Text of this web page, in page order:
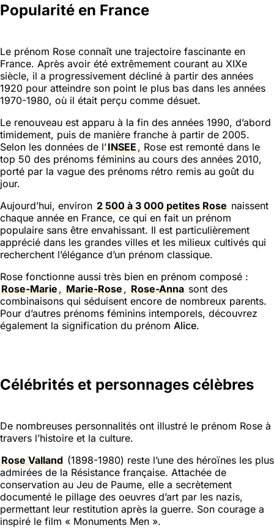
Popularité en France
Le prénom Rose connaît une trajectoire fascinante en
France. Après avoir été extrêmement courant au XIXe
siècle, il a progressivement décliné à partir des années
1920 pour atteindre son point le plus bas dans les années
1970-1980, où il était perçu comme désuet.
Le renouveau est apparu à la fin des années 1990, d’abord
timidement, puis de manière franche à partir de 2005.
Selon les données de l’INSEE, Rose est remonté dans le
top 50 des prénoms féminins au cours des années 2010,
porté par la vague des prénoms rétro remis au goût du
jour.
Aujourd’hui, environ 2 500 à 3 000 petites Rose naissent
chaque année en France, ce qui en fait un prénom
populaire sans être envahissant. Il est particulièrement
apprécié dans les grandes villes et les milieux cultivés qui
recherchent l’élégance d’un prénom classique.
Rose fonctionne aussi très bien en prénom composé :
Rose-Marie, Marie-Rose, Rose-Anna sont des
combinaisons qui séduisent encore de nombreux parents.
Pour d’autres prénoms féminins intemporels, découvrez
également la signification du prénom Alice.
Célébrités et personnages célèbres
De nombreuses personnalités ont illustré le prénom Rose à
travers l’histoire et la culture.
Rose Valland (1898-1980) reste l’une des héroïnes les plus
admirées de la Résistance française. Attachée de
conservation au Jeu de Paume, elle a secrètement
documenté le pillage des oeuvres d’art par les nazis,
permettant leur restitution après la guerre. Son courage a
inspiré le film « Monuments Men ».